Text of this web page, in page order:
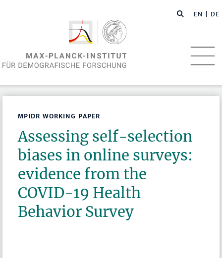
EN | DE
MPIDR WORKING PAPER
Assessing self-selection
biases in online surveys:
evidence from the
COVID-19 Health
Behavior Survey